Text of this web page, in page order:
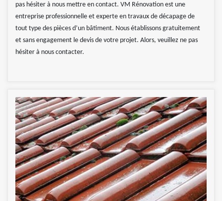
pas hésiter à nous mettre en contact. VM Rénovation est une
entreprise professionnelle et experte en travaux de décapage de
tout type des pièces d’un bâtiment. Nous établissons gratuitement
et sans engagement le devis de votre projet. Alors, veuillez ne pas
hésiter à nous contacter.